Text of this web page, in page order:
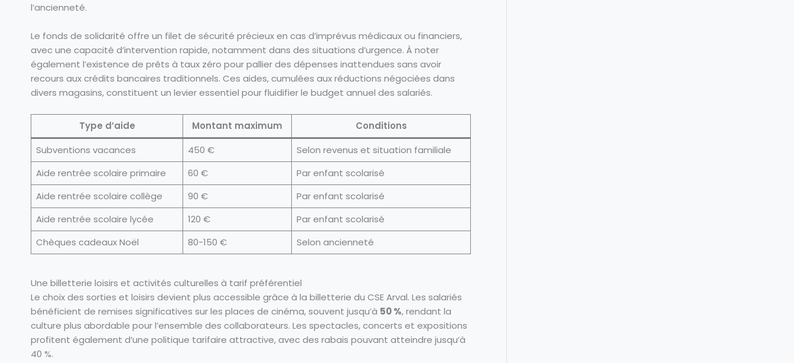
l’ancienneté.
Le fonds de solidarité offre un filet de sécurité précieux en cas d’imprévus médicaux ou financiers,
avec une capacité d’intervention rapide, notamment dans des situations d’urgence. À noter
également l’existence de prêts à taux zéro pour pallier des dépenses inattendues sans avoir
recours aux crédits bancaires traditionnels. Ces aides, cumulées aux réductions négociées dans
divers magasins, constituent un levier essentiel pour fluidifier le budget annuel des salariés.
Type d’aide Montant maximum
Conditions
Subventions vacances
450 €
Selon revenus et situation familiale
Aide rentrée scolaire primaire
60 €
Par enfant scolarisé
Aide rentrée scolaire collège
90 €
Par enfant scolarisé
Aide rentrée scolaire lycée
120 €
Par enfant scolarisé
Chèques cadeaux Noël
80-150 € Selon ancienneté
Une billetterie loisirs et activités culturelles à tarif préférentiel
Le choix des sorties et loisirs devient plus accessible grâce à la billetterie du CSE Arval. Les salariés
bénéficient de remises significatives sur les places de cinéma, souvent jusqu’à 50 %, rendant la
culture plus abordable pour l’ensemble des collaborateurs. Les spectacles, concerts et expositions
profitent également d’une politique tarifaire attractive, avec des rabais pouvant atteindre jusqu’à
40 %.